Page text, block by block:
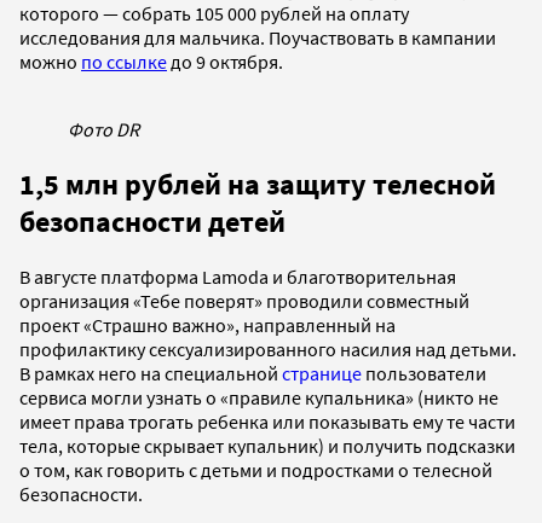
которого — собрать 105 000 рублей на оплату
исследования для мальчика. Поучаствовать в кампании
можно по ссылке до 9 октября.
Фото DR
1,5 млн рублей на защиту телесной
безопасности детей
В августе платформа Lamoda и благотворительная
организация «Тебе поверят» проводили совместный
проект «Страшно важно», направленный на
профилактику сексуализированного насилия над детьми.
В рамках него на специальной странице пользователи
сервиса могли узнать о «правиле купальника» (никто не
имеет права трогать ребенка или показывать ему те части
тела, которые скрывает купальник) и получить подсказки
о том, как говорить с детьми и подростками о телесной
безопасности.